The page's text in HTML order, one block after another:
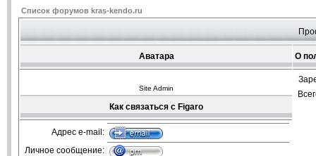
Список форумов kras-kendo.ru
Аватара О
Site Admin
Как связаться с Figaro
Адрес e-mail:
Личное сообщение: